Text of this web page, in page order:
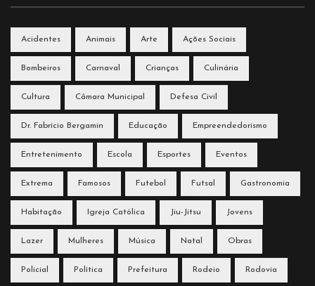
Acidentes Animais Arte Ações Sociais
Bombeiros Carnaval Crianças Culinária
Cultura Câmara Municipal Defesa Civil
Dr. Fabrício Bergamin Educação Empreendedorismo
Entretenimento Escola Esportes Eventos
Extrema Famosos Futebol Futsal Gastronomia
Habitação Igreja Católica Jiu-Jitsu Jovens
Lazer Mulheres Música Natal Obras
Policial Política Prefeitura Rodeio Rodovia